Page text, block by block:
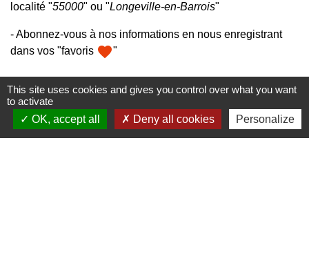
localité "55000" ou "Longeville-en-Barrois"
- Abonnez-vous à nos informations en nous enregistrant
dans vos "favoris favorite"
Mairie, horaires et contacts
Commune de Longeville-en-Barrois
This site uses cookies and gives you control over what you want
to activate
OK, accept all
Deny all cookies Personalize